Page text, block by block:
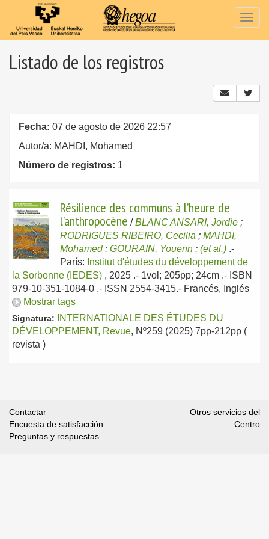
Listado de los registros
Fecha: 07 de agosto de 2026 22:57
Autor/a: MAHDI, Mohamed
Número de registros: 1
Résilience des communs à l’heure de
l’anthropocène /BLANC ANSARI, Jordie ;
RODRIGUES RIBEIRO, Cecilia ; MAHDI,
Mohamed; GOURAIN, Youenn ; (et al.) .-
París: Institut d'études du développement de
la Sorbonne (IEDES) , 2025 .- 1vol; 205pp; 24cm .- ISBN
979-10-351-1084-0 .- ISSN 2554-3415.- Francés, Inglés
Mostrar tags
Signatura:
INTERNATIONALE DES ÉTUDES DU
DÉVELOPPEMENT, Revue, Nº259 (2025) 7pp-212pp (
revista )
Contactar
Encuesta de satisfacción
Preguntas y respuestas
Otros servicios del
Centro